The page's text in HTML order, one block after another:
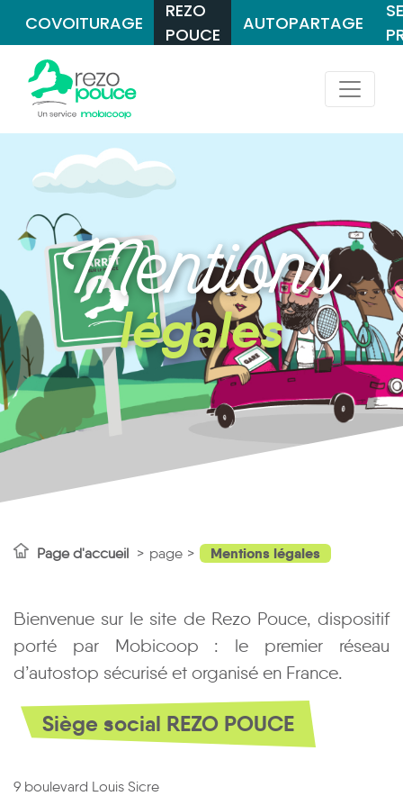
COVOITURAGE
REZO
POUCE
AUTOPARTAGE
Mentions
légales
Page d'accueil page Mentions légales
Bienvenue sur le site de Rezo Pouce, dispositif
porté par Mobicoop : le premier réseau
d’autostop sécurisé et organisé en France.
Siège social REZO POUCE
9 boulevard Louis Sicre